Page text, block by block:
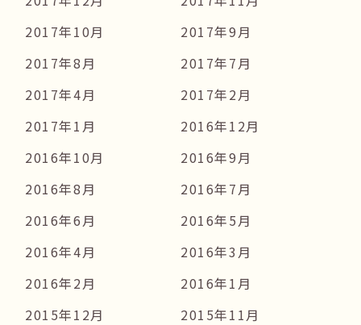
2017年10月
2017年9月
2017年8月
2017年7月
2017年4月
2017年2月
2017年1月
2016年12月
2016年10月
2016年9月
2016年8月
2016年7月
2016年6月
2016年5月
2016年4月
2016年3月
2016年2月
2016年1月
2015年12月
2015年11月